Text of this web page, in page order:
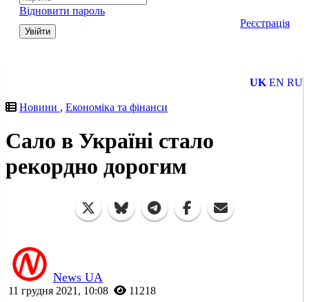
Відновити пароль
Увійти
Реєстрація
UK EN RU
Новини , Економіка та фінанси
Сало в Україні стало
рекордно дорогим
News UA
11 грудня 2021, 10:08 11218